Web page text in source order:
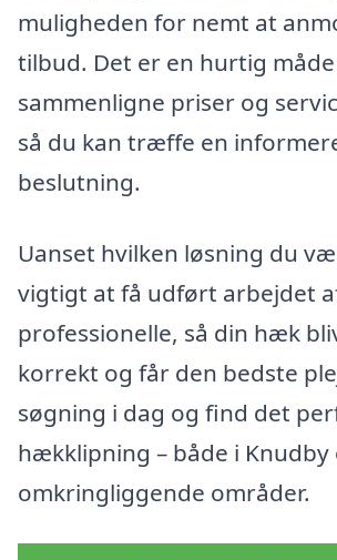
muligheden for nemt at
tilbud. Det er en hurtig
sammenligne priser og
så du kan træffe en
beslutning.
Uanset hvilken løsning du
vigtigt at få udført arbejdet
professionelle, så din hæk
korrekt og får den bedste
søgning i dag og find det
hækklipning – både i Knudby
omkringliggende områder.